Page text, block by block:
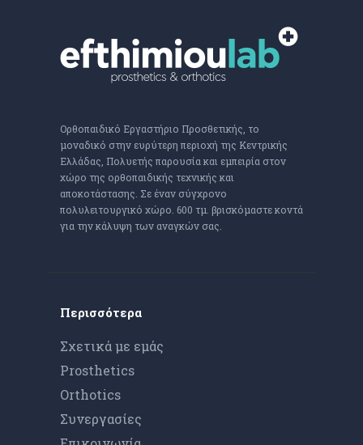
Ορθοπαιδικό Εργαστήριο Προσθετικής, το
μοναδικό στην ευρύτερη περιοχή της Κεντρικής
Ελλάδας, Πολυετής παρουσία και εμπειρία στον
χώρο της ορθοπαιδικής τεχνικής και
αποκοτάστασης. Σε έναν σύγχρονο
πολυλειτουργικό χώρο. 600 τμ. βρισκόμαστε κοντά
για την κάλυψη των αναγκών σας.
Περισσότερα
Σχετικά με εμάς
Prosthetics
Orthotics
Συνεργασίες